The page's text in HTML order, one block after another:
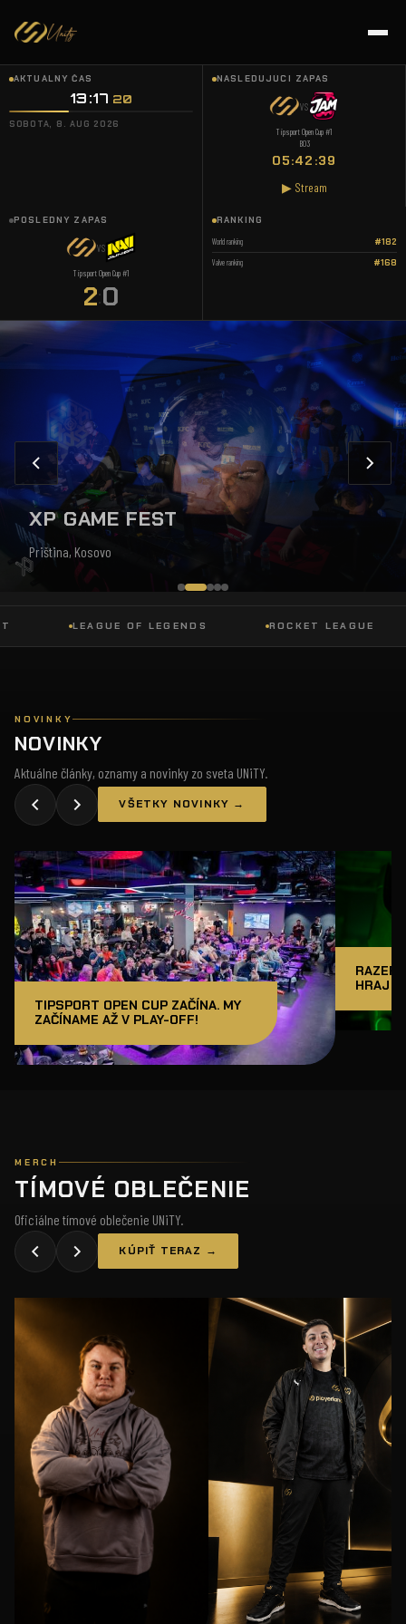
AKTUÁLNY ČAS
13:17 20
SOBOTA, 8. AUG 2026
NASLEDUJÚCI ZÁPAS
VS
Tipsport Open Cup #1
BO3
05:42:39
▶ Stream
POSLEDNÝ ZÁPAS
VS
Tipsport Open Cup #1
2:0
RANKING
World ranking #182
Valve ranking #168
XP GAME FEST
Priština, Kosovo
LEAGUE OF LEGENDS ROCKET LEAGUE
NOVINKY
NOVINKY
Aktuálne články, oznamy a novinky zo sveta UNiTY.
VŠETKY NOVINKY →
TIPSPORT OPEN CUP ZAČÍNA. MY
ZAČÍNAME AŽ V PLAY-OFF!
RAZER
HRAJ
MERCH
TÍMOVÉ OBLEČENIE
Oficiálne tímové oblečenie UNiTY.
KÚPIŤ TERAZ →